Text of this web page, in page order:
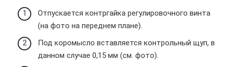
Отпускается контргайка регулировочного винта
(на фото на переднем плане).
Под коромысло вставляется контрольный щуп, в
данном случае 0,15 мм (см. фото).